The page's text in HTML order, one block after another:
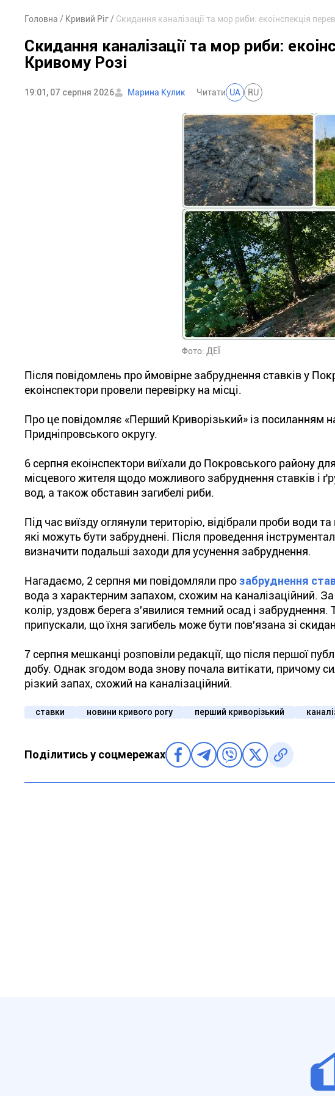
Головна Кривий Ріг Скидання каналізації та мор риби: екоінспекція
Скидання каналізації та мор риби:
Кривому Розі
19:01, 07 серпня 2026 Марина Кулик Читати UA RU
Фото: ДЕЇ
Після повідомлень про ймовірне забруднення ставків у
екоінспектори провели перевірку на місці.
Про це повідомляє «Перший Криворізький» із посиланням
Придніпровського округу.
6 серпня екоінспектори виїхали до Покровського району
місцевого жителя щодо можливого забруднення ставків і
вод, а також обставин загибелі риби.
Під час виїзду оглянули територію, відібрали проби води
які можуть бути забруднені. Після проведення
визначити подальші заходи для усунення забруднення.
Нагадаємо, 2 серпня ми повідомляли прозабруднення
вода з характерним запахом, схожим на каналізаційний.
колір, уздовж берега з'явилися темний осад і
припускали, що їхня загибель може бути пов'язана зі
7 серпня мешканці розповіли редакції, що після першої
добу. Однак згодом вода знову почала витікати, причому
різкий запах, схожий на каналізаційний.
ставки новини кривого рогу перший криворізький
Поділитись у соцмережах